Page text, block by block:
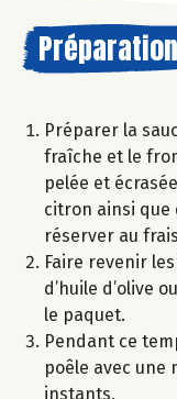
Préparation
Préparer la
fraîche et le
pelée et
citron ainsi que
réserver au
Faire revenir
d’huile d’olive
le paquet.
Pendant ce
poêle avec une
instants.